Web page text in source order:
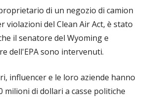
di un negozio di camion
violazioni del Clean Air Act, è stato
il senatore del Wyoming e
dell'EPA sono intervenuti.
influencer e le loro aziende hanno
milioni di dollari a casse politiche